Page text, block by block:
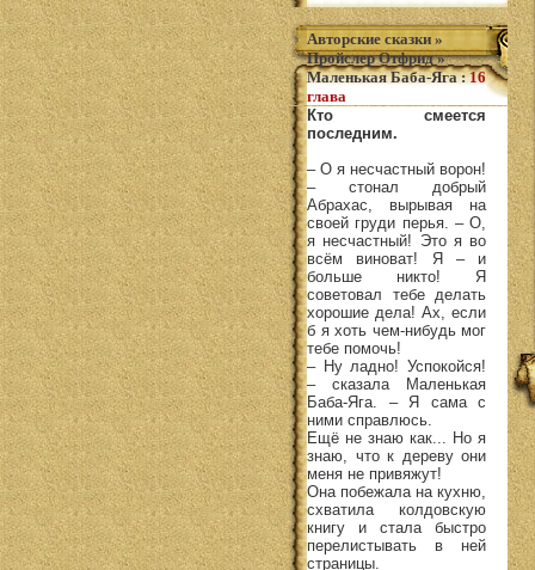
Авторские сказки »
Пройслер Отфрид»
Маленькая Баба-Яга:16
глава
Кто смеется
последним.
– О я несчастный ворон!
– стонал добрый
Абрахас, вырывая на
своей груди перья. – О,
я несчастный! Это я во
всём виноват! Я – и
больше никто! Я
советовал тебе делать
хорошие дела! Ах, если
б я хоть чем-нибудь мог
тебе помочь!
– Ну ладно! Успокойся!
– сказала Маленькая
Баба-Яга. – Я сама с
ними справлюсь.
Ещё не знаю как... Но я
знаю, что к дереву они
меня не привяжут!
Она побежала на кухню,
схватила колдовскую
книгу и стала быстро
перелистывать в ней
страницы.